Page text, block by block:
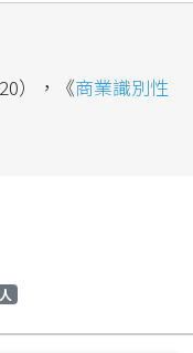
），《商業識別性